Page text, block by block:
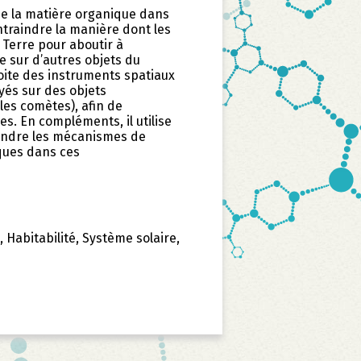
la matière organique dans
la manière dont les
pour aboutir à
sur d’autres objets du
des instruments spatiaux
sur des objets
comètes), afin de
En compléments, il utilise
les mécanismes de
dans ces
Système solaire,